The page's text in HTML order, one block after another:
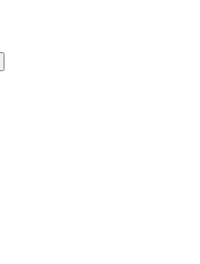
ต์ขายบ้าน รับจ้างโพสต์อสัง
อันดับ1 การโพสต์ขายอสังหา
ติดGoogleหน้าแรกได้จริงๆ
าโพสต์ เชื่อถือได้จริง รับ
ะดีที่สุด ไม่มีค่านายหน้า
ารขายได้มากกว่า ที่เดียว ที่